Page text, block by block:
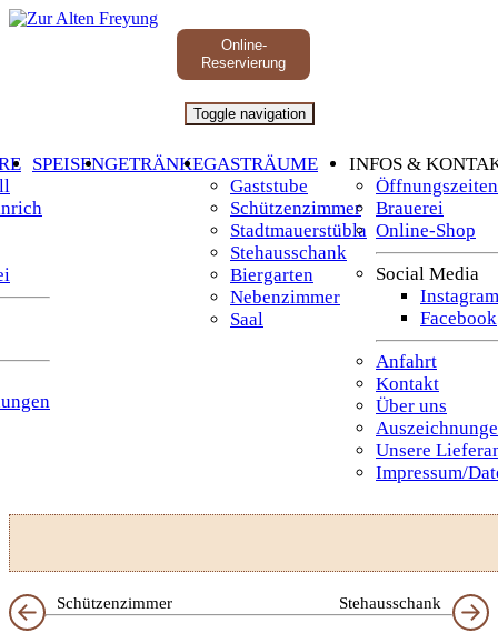
Online-
Reservierung
Toggle navigation
SPEISENGETRÄNKEGASTRÄUME
Gaststube
Schützenzimmer
Stadtmauerstübla
Stehausschank
Biergarten
Nebenzimmer
Saal
INFOS &
Öffnungszeiten
Brauerei
Online-Shop
Social Media
Instagram
Facebook
Anfahrt
Kontakt
Über uns
Unsere
Impressum/
Schützenzimmer Stehausschank